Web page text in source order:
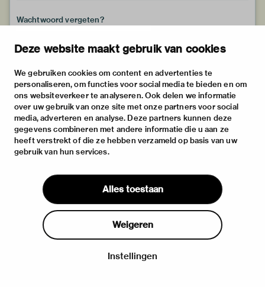
Deze website maakt gebruik van cookies
We gebruiken cookies om content en advertenties te
personaliseren, om functies voor social media te bieden en om
ons websiteverkeer te analyseren. Ook delen we informatie
over uw gebruik van onze site met onze partners voor social
media, adverteren en analyse. Deze partners kunnen deze
gegevens combineren met andere informatie die u aan ze
heeft verstrekt of die ze hebben verzameld op basis van uw
gebruik van hun services.
Alles toestaan
Weigeren
Instellingen
Wachtwoord vergeten?